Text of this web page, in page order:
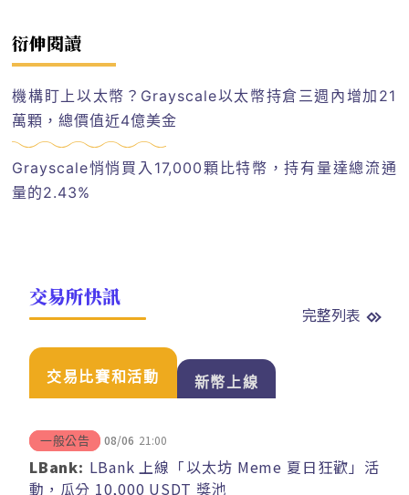
衍伸閱讀
機構盯上以太幣？Grayscale以太幣持倉三週內增加21
萬顆，總價值近4億美金
Grayscale悄悄買入17,000顆比特幣，持有量達總流通
量的2.43%
交易所快訊
完整列表
交易比賽和活動 新幣上線
一般公告 08/06 21:00
LBank: LBank 上線「以太坊 Meme 夏日狂歡」活
動，瓜分 10,000 USDT 獎池